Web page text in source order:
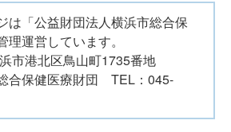
は「公益財団法人横浜市総合保
運営しています。
市港北区鳥山町1735番地
合保健医療財団 TEL：045-